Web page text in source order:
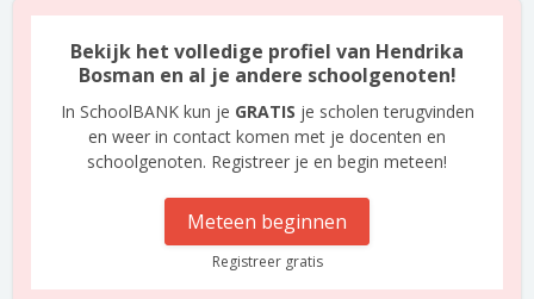
Bekijk het volledige profiel van Hendrika
Bosman en al je andere schoolgenoten!
In SchoolBANK kun je GRATIS je scholen terugvinden
en weer in contact komen met je docenten en
schoolgenoten. Registreer je en begin meteen!
Meteen beginnen
Registreer gratis